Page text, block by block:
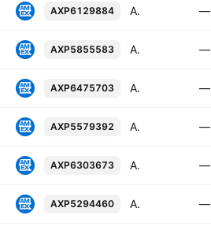
AXP6129884 American Express Company 4.918% 20-JUL-2033 —
AXP5855583 American Express Company 5.284% 26-JUL-2035 —
AXP6475703 American Express Company PERP —
AXP5579392 American Express Company 5.043% 01-MAY-2034 —
AXP6303673 American Express Company 4.456% 10-FEB-2032 —
AXP5294460 American Express Company FRN 04-NOV-2026 —